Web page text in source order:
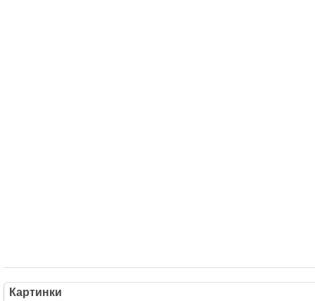
Картинки